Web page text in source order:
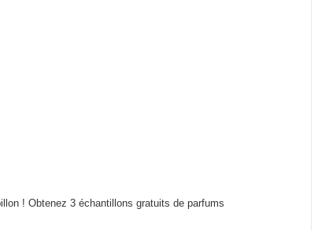
! Obtenez 3 échantillons gratuits de parfums